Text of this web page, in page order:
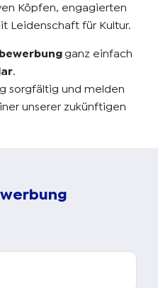
Köpfen, engagierten
Leidenschaft für Kultur.
ganz einfach
.
sorgfältig und melden
unserer zukünftigen